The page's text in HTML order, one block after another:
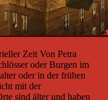
Zeit Von Petra
oder Burgen im
oder in der frühen
mit der
sind älter und haben